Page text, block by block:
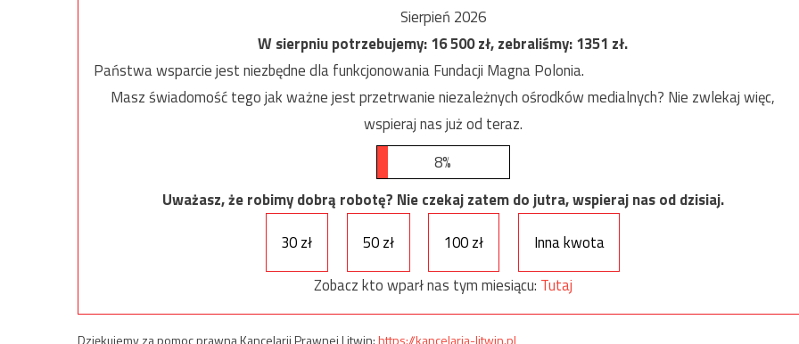
Sierpień 2026
W sierpniu potrzebujemy:16 500zł, zebraliśmy:1351 zł.
Państwa wsparcie jest niezbędne dla funkcjonowania Fundacji Magna Polonia.
Masz świadomość tego jak ważne jest przetrwanie niezależnych ośrodków medialnych? Nie zwlekaj więc,
wspieraj nas już od teraz.
8%
Uważasz, że robimy dobrą robotę? Nie czekaj zatem do jutra, wspieraj nas od dzisiaj.
30 zł
50 zł 100 zł
Inna kwota
Zobacz kto wparł nas tym miesiącu: Tutaj